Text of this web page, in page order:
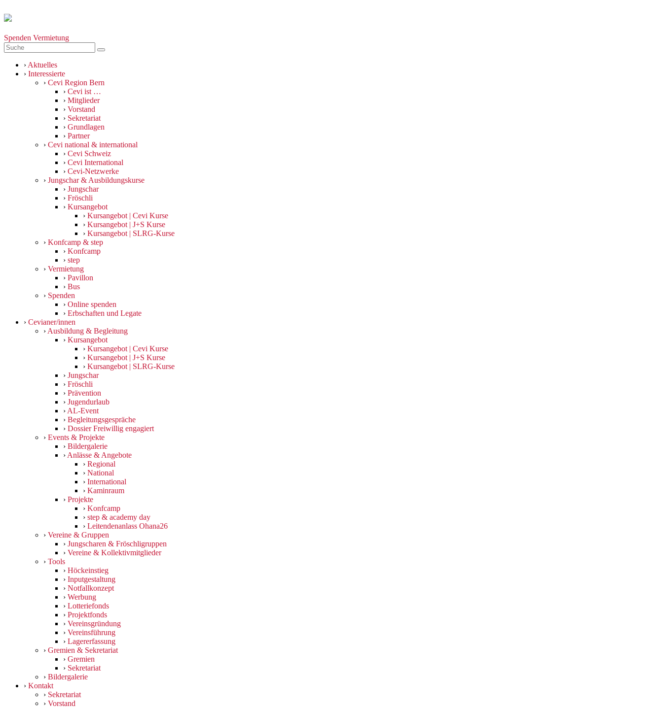
Spenden Vermietung
› Aktuelles
› Interessierte
› Cevi Region Bern
› Cevi ist …
› Mitglieder
› Vorstand
› Sekretariat
› Grundlagen
› Partner
› Cevi national & international
› Cevi Schweiz
› Cevi International
› Cevi-Netzwerke
› Jungschar & Ausbildungskurse
› Jungschar
› Fröschli
› Kursangebot
› Kursangebot | Cevi Kurse
› Kursangebot | J+S Kurse
› Kursangebot | SLRG-Kurse
› Konfcamp & step
› Konfcamp
› step
› Vermietung
› Pavillon
› Bus
› Spenden
› Online spenden
› Erbschaften und Legate
› Cevianer/innen
› Ausbildung & Begleitung
› Kursangebot
› Kursangebot | Cevi Kurse
› Kursangebot | J+S Kurse
› Kursangebot | SLRG-Kurse
› Jungschar
› Fröschli
› Prävention
› Jugendurlaub
› AL-Event
› Begleitungsgespräche
› Dossier Freiwillig engagiert
› Events & Projekte
› Bildergalerie
› Anlässe & Angebote
› Regional
› National
› International
› Kaminraum
› Projekte
› Konfcamp
› step & academy day
› Leitendenanlass Ohana26
› Vereine & Gruppen
› Jungscharen & Fröschligruppen
› Vereine & Kollektivmitglieder
› Tools
› Höckeinstieg
› Inputgestaltung
› Notfallkonzept
› Werbung
› Lotteriefonds
› Projektfonds
› Vereinsgründung
› Vereinsführung
› Lagererfassung
› Gremien & Sekretariat
› Gremien
› Sekretariat
› Bildergalerie
› Kontakt
› Sekretariat
› Vorstand